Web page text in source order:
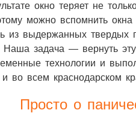
окно теряет не
можно вспомнить
из выдержанных
Наша задача — вернуть
технологии и
и во всем краснодарском
Просто о